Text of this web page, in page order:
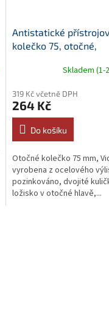
Antistatické
kolečko 75, otočné,
Skladem (1-
319 Kč včetně DPH
264 Kč
Do košíku
Otočné kolečko 75 mm,
vyrobena z ocelového
pozinkováno, dvojité
ložisko v otočné hlavě,...